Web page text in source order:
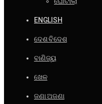
ENGLISH
ଦେଶ ବିଦେଶ
ବାଣିଜ୍ୟ
ଖେଳ
ଜଣା ଅଜଣା